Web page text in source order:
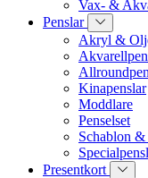
Vax- &
Penslar
Akryl &
Kinapenslar
Moddlare
Penselset
Schablon
Presentkort